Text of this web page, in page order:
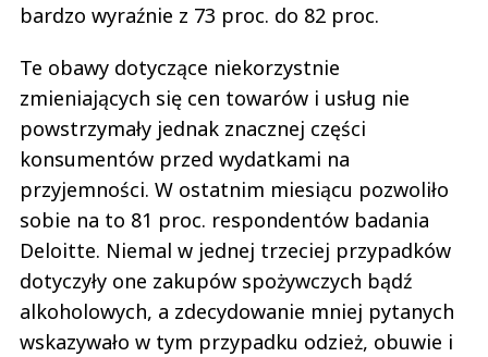
bardzo wyraźnie z 73 proc. do 82 proc.
Te obawy dotyczące niekorzystnie
zmieniających się cen towarów i usług nie
powstrzymały jednak znacznej części
konsumentów przed wydatkami na
przyjemności. W ostatnim miesiącu pozwoliło
sobie na to 81 proc. respondentów badania
Deloitte. Niemal w jednej trzeciej przypadków
dotyczyły one zakupów spożywczych bądź
alkoholowych, a zdecydowanie mniej pytanych
wskazywało w tym przypadku odzież, obuwie i